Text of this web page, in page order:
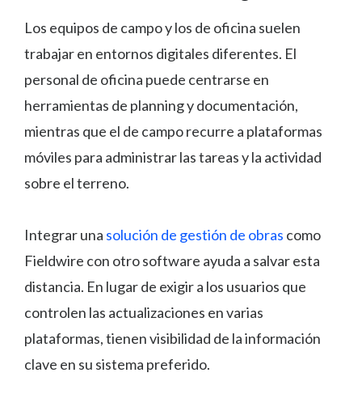
Los equipos de campo y los de oficina suelen
trabajar en entornos digitales diferentes. El
personal de oficina puede centrarse en
herramientas de planning y documentación,
mientras que el de campo recurre a plataformas
móviles para administrar las tareas y la actividad
sobre el terreno.
Integrar una solución de gestión de obras como
Fieldwire con otro software ayuda a salvar esta
distancia. En lugar de exigir a los usuarios que
controlen las actualizaciones en varias
plataformas, tienen visibilidad de la información
clave en su sistema preferido.